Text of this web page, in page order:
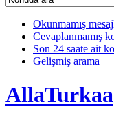
Okunmamış
Cevaplanmamış
Son 24 saate ait
Gelişmiş arama
AllaTurkaa